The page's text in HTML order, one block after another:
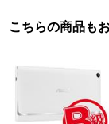
こちらの商品も